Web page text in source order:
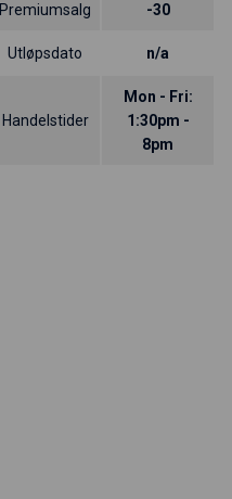
Premiumsalg -30
Utløpsdato n/a
Handelstider
Mon - Fri:
1:30pm -
8pm